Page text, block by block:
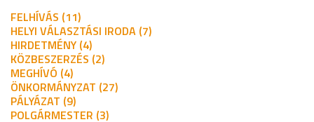
FELHÍVÁS (11)
HELYI VÁLASZTÁSI IRODA (7)
HIRDETMÉNY (4)
KÖZBESZERZÉS (2)
MEGHÍVÓ (4)
ÖNKORMÁNYZAT (27)
PÁLYÁZAT (9)
POLGÁRMESTER (3)